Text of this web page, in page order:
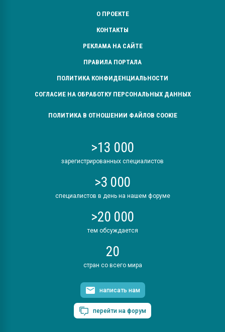
О ПРОЕКТЕ
КОНТАКТЫ
РЕКЛАМА НА САЙТЕ
ПРАВИЛА ПОРТАЛА
ПОЛИТИКА КОНФИДЕНЦИАЛЬНОСТИ
СОГЛАСИЕ НА ОБРАБОТКУ ПЕРСОНАЛЬНЫХ ДАННЫХ
ПОЛИТИКА В ОТНОШЕНИИ ФАЙЛОВ COOKIE
>13 000
зарегистрированных специалистов
>3 000
специалистов в день на нашем форуме
>20 000
тем обсуждается
20
стран со всего мира
написать нам
перейти на форум